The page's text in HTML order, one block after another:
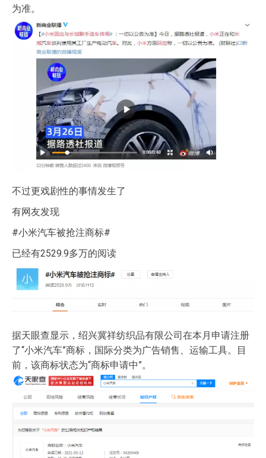
为准。
不过更戏剧性的事情发生了
有网友发现
#小米汽车被抢注商标#
已经有2529.9多万的阅读
据天眼查显示，绍兴冀祥纺织品有限公司在本月申请注册
了“小米汽车”商标，国际分类为广告销售、运输工具。目
前，该商标状态为“商标申请中”。